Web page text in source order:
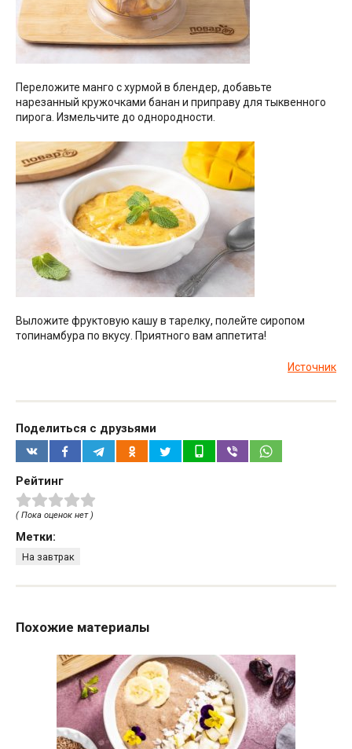
Переложите манго с хурмой в блендер, добавьте
нарезанный кружочками банан и приправу для тыквенного
пирога. Измельчите до однородности.
Выложите фруктовую кашу в тарелку, полейте сиропом
топинамбура по вкусу. Приятного вам аппетита!
Источник
Поделиться с друзьями
Рейтинг
( Пока оценок нет )
Метки:
На завтрак
Похожие материалы